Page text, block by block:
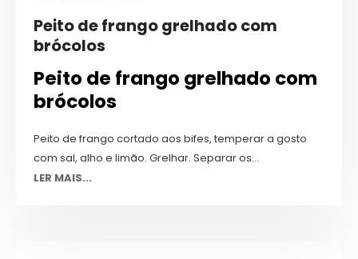
Peito de frango grelhado com
brócolos
Peito de frango grelhado com
brócolos
Peito de frango cortado aos bifes, temperar a gosto
com sal, alho e limão. Grelhar. Separar os...
LER MAIS...